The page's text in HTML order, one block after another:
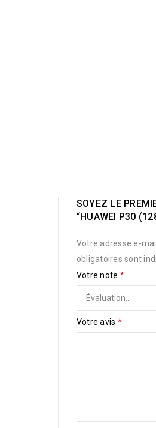
SOYEZ LE
“HUAWEI P30
Votre adresse e-
obligatoires sont
Votre note *
Votre avis *